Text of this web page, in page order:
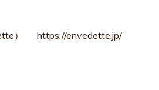
） https://envedette.jp/